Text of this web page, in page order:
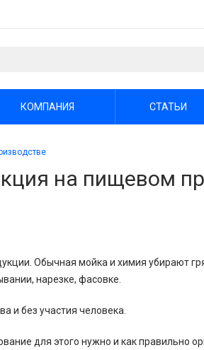
КОМПАНИЯ СТАТЬИ
на пищевом
Обычная мойка и химия убирают
нарезке, фасовке.
и без участия человека.
для этого нужно и как правильно